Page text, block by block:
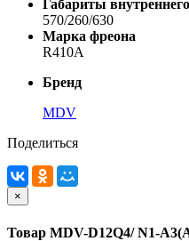
Габариты
570/260/630
Марка фреона
R410A
Бренд
MDV
Поделиться
×
Товар MDV-D12Q4/ N1-